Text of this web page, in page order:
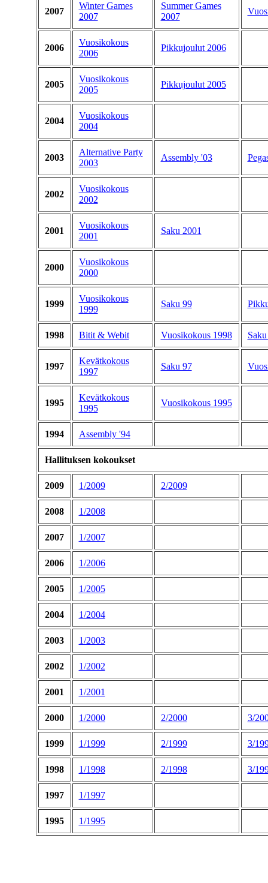
2007
Winter Games
2007
Summer Games
2007
2006
Vuosikokous
2006
Pikkujoulut 2006
2005
Vuosikokous
2005
Pikkujoulut 2005
2004
Vuosikokous
2004
2003
Alternative Party
2003
Assembly '03
2002
Vuosikokous
2002
2001
Vuosikokous
2001
Saku 2001
2000
Vuosikokous
2000
1999
Vuosikokous
1999
Saku 99
1998 Bitit & Webit Vuosikokous 1998
1997
Kevätkokous
1997
Saku 97
1995
Kevätkokous
1995
Vuosikokous 1995
1994 Assembly '94
Hallituksen kokoukset
2009 1/2009 2/2009
2008 1/2008
2007 1/2007
2006 1/2006
2005 1/2005
2004 1/2004
2003 1/2003
2002 1/2002
2001 1/2001
2000 1/2000 2/2000 3/
1999 1/1999 2/1999 3/
1998 1/1998 2/1998 3/
1997 1/1997
1995 1/1995